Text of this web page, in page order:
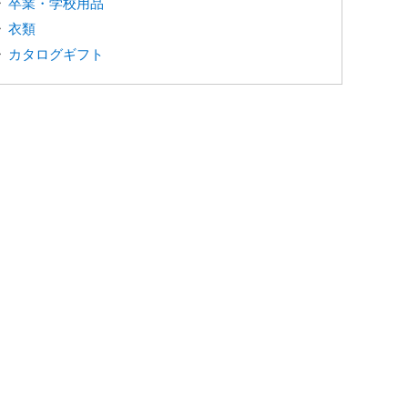
衣類
カタログギフト